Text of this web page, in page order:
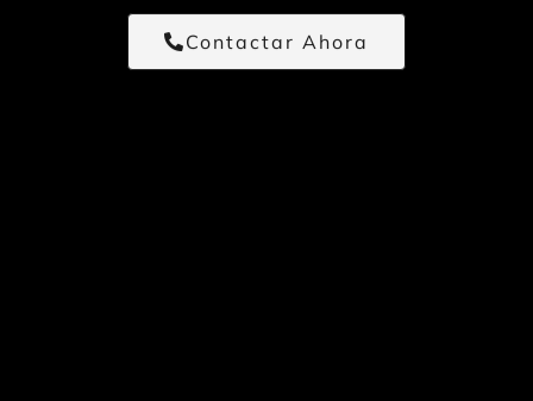
Contactar Ahora